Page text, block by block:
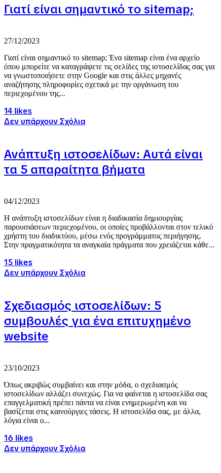
Γιατί είναι σημαντικό το sitemap;
27/12/2023
Γιατί είναι σημαντικό το sitemap; Ένα sitemap είναι ένα αρχείο
όπου μπορείτε να καταγράψετε τις σελίδες της ιστοσελίδας σας για
να γνωστοποιήσετε στην Google και στις άλλες μηχανές
αναζήτησης πληροφορίες σχετικά με την οργάνωση του
περιεχομένου της...
14 likes
Δεν υπάρχουν Σχόλια
Ανάπτυξη ιστοσελίδων: Αυτά είναι
τα 5 απαραίτητα βήματα
04/12/2023
Η ανάπτυξη ιστοσελίδων είναι η διαδικασία δημιουργίας
παρουσιάσεων περιεχομένου, οι οποίες προβάλλονται στον τελικό
χρήστη του διαδικτύου, μέσω ενός προγράμματος περιήγησης.
Στην πραγματικότητα τα αναγκαία πράγματα που χρειάζεται κάθε...
15 likes
Δεν υπάρχουν Σχόλια
Σχεδιασμός ιστοσελίδων: 5
συμβουλές για ένα επιτυχημένο
website
23/10/2023
Όπως ακριβώς συμβαίνει και στην μόδα, ο σχεδιασμός
ιστοσελίδων αλλάζει συνεχώς. Για να φαίνεται η ιστοσελίδα σας
επαγγελματική πρέπει πάντα να είναι ενημερωμένη και να
βασίζεται στις καινούργιες τάσεις. Η ιστοσελίδα σας, με άλλα,
λόγια είναι ο...
16 likes
Δεν υπάρχουν Σχόλια